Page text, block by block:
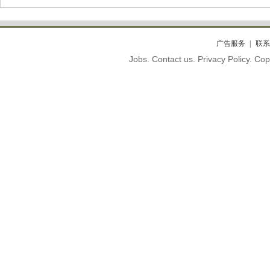
广告服务 联
Jobs. Contact us. Privacy Policy.